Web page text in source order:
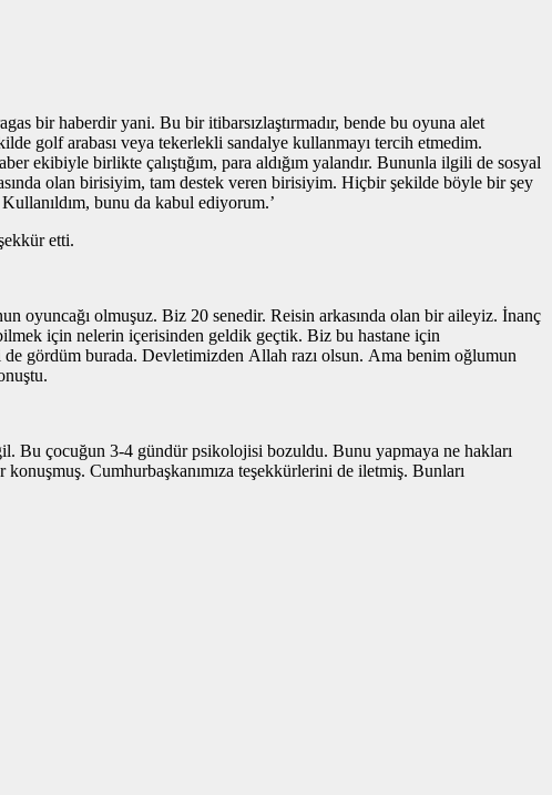
bir haberdir yani. Bu bir itibarsızlaştırmadır, bende bu oyuna alet
golf arabası veya tekerlekli sandalye kullanmayı tercih etmedim.
ekibiyle birlikte çalıştığım, para aldığım yalandır. Bununla ilgili de sosyal
olan birisiyim, tam destek veren birisiyim. Hiçbir şekilde böyle bir şey
bunu da kabul ediyorum.’
etti.
oyuncağı olmuşuz. Biz 20 senedir. Reisin arkasında olan bir aileyiz. İnanç
için nelerin içerisinden geldik geçtik. Biz bu hastane için
gördüm burada. Devletimizden Allah razı olsun. Ama benim oğlumun
Bu çocuğun 3-4 gündür psikolojisi bozuldu. Bunu yapmaya ne hakları
Cumhurbaşkanımıza teşekkürlerini de iletmiş. Bunları